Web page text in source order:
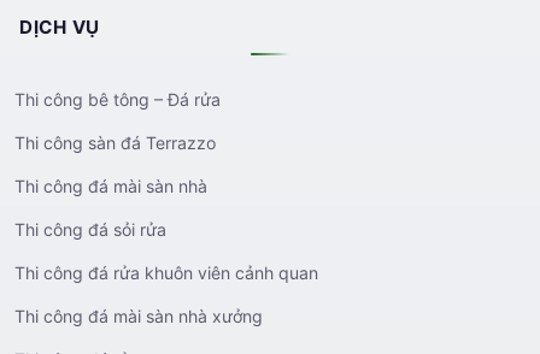
DỊCH VỤ
Thi công bê tông – Đá rửa
Thi công sàn đá Terrazzo
Thi công đá mài sàn nhà
Thi công đá sỏi rửa
Thi công đá rửa khuôn viên cảnh quan
Thi công đá mài sàn nhà xưởng